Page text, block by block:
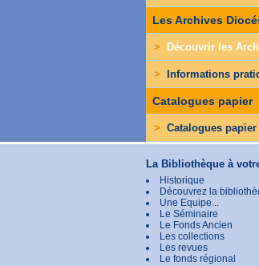
Les Archives
> Découvrir les
> Informations
Catalogues papier
> Catalogues papier
La Bibliothèque à
Historique
Découvrez la
Une Equipe...
Le Séminaire
Le Fonds Ancien
Les collections
Les revues
Le fonds régional